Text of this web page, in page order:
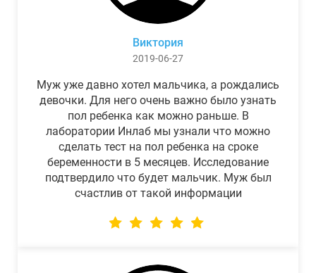
Виктория
2019-06-27
Муж уже давно хотел мальчика, а рождались
девочки. Для него очень важно было узнать
пол ребенка как можно раньше. В
лаборатории Инлаб мы узнали что можно
сделать тест на пол ребенка на сроке
беременности в 5 месяцев. Исследование
подтвердило что будет мальчик. Муж был
счастлив от такой информации